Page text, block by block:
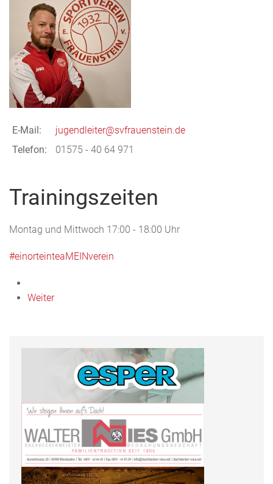
E-Mail:
jugendleiter@svfrauenstein.de
Telefon:
01575 - 40 64 971
Trainingszeiten
Montag und Mittwoch 17:00 - 18:00 Uhr
#einorteinteaMEINverein
Weiter